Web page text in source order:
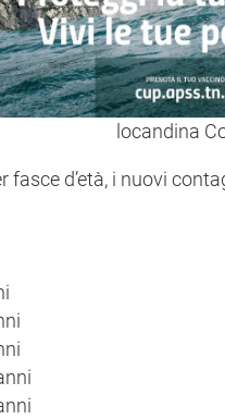
locandina
fasce d’età, i nuovi